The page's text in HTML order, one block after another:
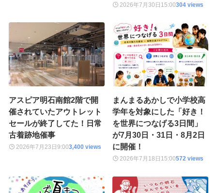
2026年7月30日 15:00304 views
アスピア明石南館2階で開
催されていたアウトレット
セールが終了してた！日常
古着跡地催事
2026年7月23日 9:003,400 views
まんまるあかしで小学校高
学年を対象にした「好き！
を世界につなげる3日間」
が7月30日・31日・8月2日
に開催！
2026年7月18日 15:00572 views